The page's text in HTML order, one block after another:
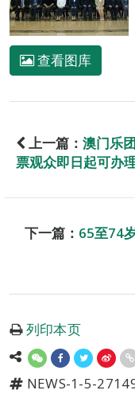
查看图库
上一篇： 澳门乐
票观众即日起可办
下一篇： 65至74
列印本页
NEWS-1-5-